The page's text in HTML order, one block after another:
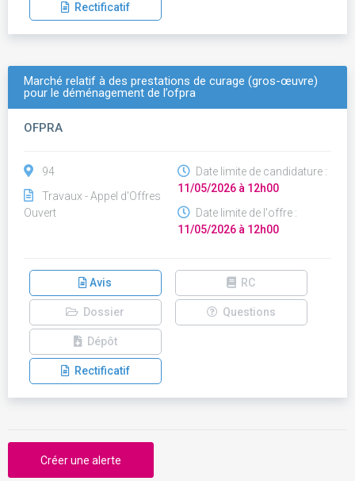
Rectificatif
Marché relatif à des prestations de curage (gros-œuvre)
pour le déménagement de l’ofpra
OFPRA
94
Travaux - Appel d'Offres
Ouvert
Date limite de candidature :
11/05/2026 à 12h00
Date limite de l'offre :
11/05/2026 à 12h00
Avis RC
Dossier Questions
Dépôt
Rectificatif
Créer une alerte